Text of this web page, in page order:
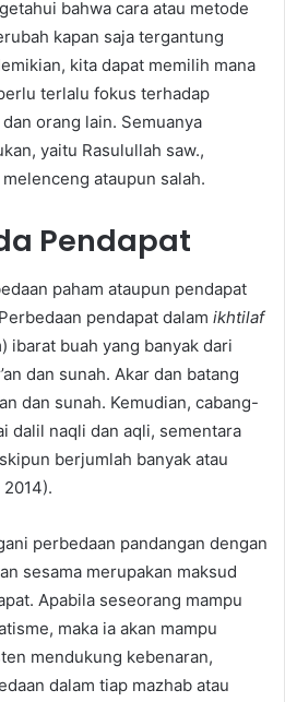
bahwa cara atau metode
kapan saja tergantung
kita dapat memilih mana
terlalu fokus terhadap
orang lain. Semuanya
yaitu Rasulullah saw.,
ataupun salah.
Pendapat
paham ataupun pendapat
pendapat dalam ikhtilaf
ibarat buah yang banyak dari
dan sunah. Akar dan batang
dan sunah. Kemudian, cabang-
dalil naqli dan aqli, sementara
berjumlah banyak atau
perbedaan pandangan dengan
sesama merupakan maksud
Apabila seseorang mampu
maka ia akan mampu
mendukung kebenaran,
dalam tiap mazhab atau